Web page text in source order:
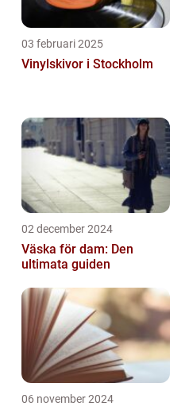
03 februari 2025
Vinylskivor i Stockholm
02 december 2024
Väska för dam: Den
ultimata guiden
06 november 2024